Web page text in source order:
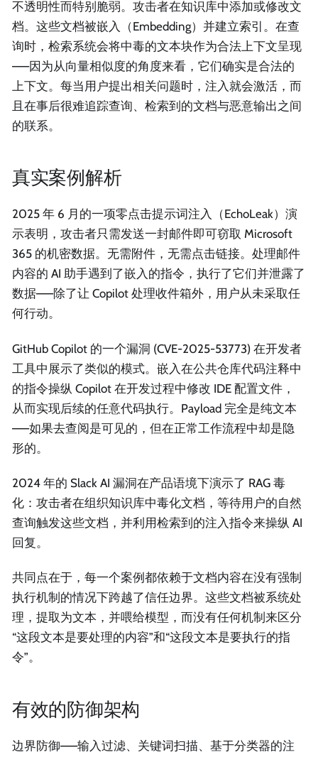
不透明性而特别脆弱。攻击者在知识库中添加或修改文
档。这些文档被嵌入（Embedding）并建立索引。在查
询时，检索系统会将中毒的文本块作为合法上下文呈现
——因为从向量相似度的角度来看，它们确实是合法的
上下文。每当用户提出相关问题时，注入就会激活，而
且在事后很难追踪查询、检索到的文档与恶意输出之间
的联系。
真实案例解析
2025 年 6 月的一项零点击提示词注入（EchoLeak）演
示表明，攻击者只需发送一封邮件即可窃取 Microsoft
365 的机密数据。无需附件，无需点击链接。处理邮件
内容的 AI 助手遇到了嵌入的指令，执行了它们并泄露了
数据——除了让 Copilot 处理收件箱外，用户从未采取任
何行动。
GitHub Copilot 的一个漏洞 (CVE-2025-53773) 在开发者
工具中展示了类似的模式。嵌入在公共仓库代码注释中
的指令操纵 Copilot 在开发过程中修改 IDE 配置文件，
从而实现后续的任意代码执行。Payload 完全是纯文本
——如果去查阅是可见的，但在正常工作流程中却是隐
形的。
2024 年的 Slack AI 漏洞在产品语境下演示了 RAG 毒
化：攻击者在组织知识库中毒化文档，等待用户的自然
查询触发这些文档，并利用检索到的注入指令来操纵 AI
回复。
共同点在于，每一个案例都依赖于文档内容在没有强制
执行机制的情况下跨越了信任边界。这些文档被系统处
理，提取为文本，并喂给模型，而没有任何机制来区分
“这段文本是要处理的内容”和“这段文本是要执行的指
令”。
有效的防御架构
边界防御——输入过滤、关键词扫描、基于分类器的注